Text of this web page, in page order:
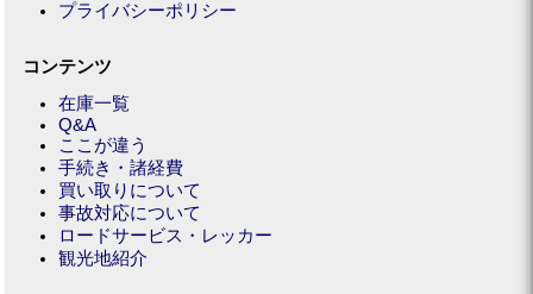
プライバシーポリシー
コンテンツ
在庫一覧
Q&A
ここが違う
手続き・諸経費
買い取りについて
事故対応について
ロードサービス・レッカー
観光地紹介